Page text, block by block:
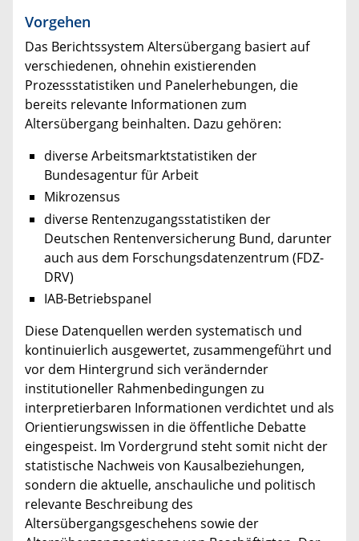
Vorgehen
Das Berichtssystem Altersübergang basiert auf
verschiedenen, ohnehin existierenden
Prozessstatistiken und Panelerhebungen, die
bereits relevante Informationen zum
Altersübergang beinhalten. Dazu gehören:
diverse Arbeitsmarktstatistiken der
Bundesagentur für Arbeit
Mikrozensus
diverse Rentenzugangsstatistiken der
Deutschen Rentenversicherung Bund, darunter
auch aus dem Forschungsdatenzentrum (FDZ-
DRV)
IAB-Betriebspanel
Diese Datenquellen werden systematisch und
kontinuierlich ausgewertet, zusammengeführt und
vor dem Hintergrund sich verändernder
institutioneller Rahmenbedingungen zu
interpretierbaren Informationen verdichtet und als
Orientierungswissen in die öffentliche Debatte
eingespeist. Im Vordergrund steht somit nicht der
statistische Nachweis von Kausalbeziehungen,
sondern die aktuelle, anschauliche und politisch
relevante Beschreibung des
Altersübergangsgeschehens sowie der